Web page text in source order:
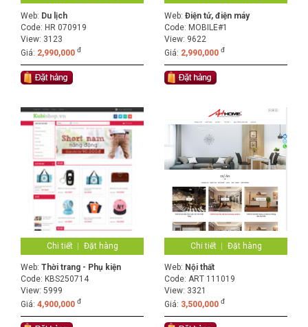
Web: Du lịch
Code: HR 070919
View: 3123
Giá: 2,990,000 đ
Web: Điện tử, điện máy
Code: MOBILE#1
View: 9622
Giá: 2,990,000 đ
Chi tiết Đặt hàng
Web: Thời trang - Phụ kiện
Code: KBS250714
View: 5999
Giá: 4,900,000 đ
Chi tiết Đặt hàng
Web: Nội thất
Code: ART 111019
View: 3321
Giá: 3,500,000 đ